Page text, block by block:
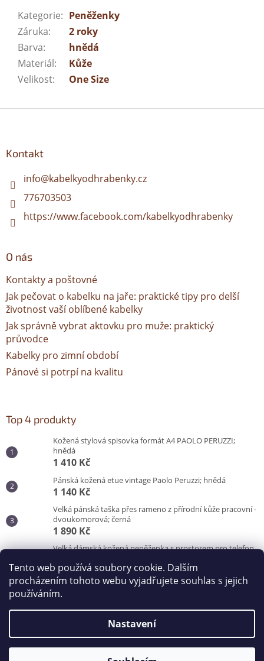
Tento web používá soubory cookie. Dalším
procházením tohoto webu vyjadřujete souhlas s jejich
používáním.
Nastavení
Kategorie: Peněženky
Záruka:
2 roky
Barva:
hnědá
Materiál:
Kůže
Velikost: One Size
Kontakt
info@kabelkyodhrabenky.cz
776703503
https://www.facebook.com/kabelkyodhrabenky
O nás
Kontakty a poštovné
Jak pečovat o kabelku na jaře: praktické tipy pro delší
životnost vaší oblíbené kabelky
Jak správně vybrat aktovku pro muže: praktický
průvodce
Kabelky pro zimní období
Pánové si potrpí na kvalitu
Top 4 produkty
Kožená stylová spisovka formát A4 PAOLO PERUZZI;
hnědá
1 410 Kč
Pánská kožená etue vintage Paolo Peruzzi; hnědá
1 140 Kč
Velká pánská taška přes rameno z přírodní kůže pracovní -
dvoukomorová; černá
1 890 Kč
Velká dámská kožená peněženka s prostorem pro telefon
870 Kč
Vytvořil Shoptet
Copyright 2026Kabelky od Hraběnky. Všechna práva